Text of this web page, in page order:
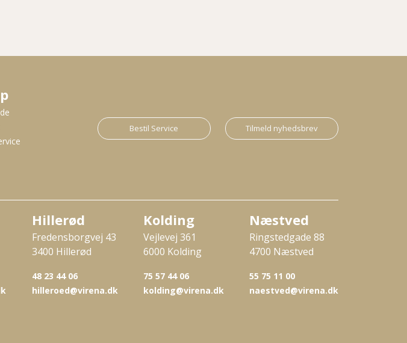
Bestil Service Tilmeld nyhedsbrev
Hillerød
Fredensborgvej 43
3400 Hillerød
48 23 44 06
hilleroed@virena.dk
Kolding
Vejlevej 361
6000 Kolding
75 57 44 06
kolding@virena.dk
Næstved
Ringstedgade 88
4700 Næstved
55 75 11 00
naestved@virena.dk